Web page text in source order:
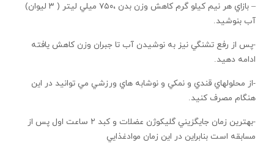
– بازاي هر نيم كيلو گرم كاهش وزن بدن ،۷۵۰ ميلي ليتر ( ۳ ليوان)
آب بنوشيد.
-پس از رفع تشنگي نيز به نوشيدن آب تا جبران وزن كاهش يافته
ادامه دهيد.
-از محلولهاي قندي و نمكي و نوشابه هاي ورزشي مي توانيد در اين
هنگام مصرف كنيد.
-بهترين زمان جايگزيني گليكوژن عضلات و كبد ۲ ساعت اول پس از
مسابقه است بنابراين در اين زمان موادغذايي